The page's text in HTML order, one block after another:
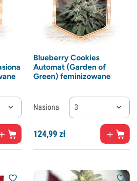
Blueberry Cookies
Automat (Garden of
Green) feminizowane
Nasiona 3
124,99zł